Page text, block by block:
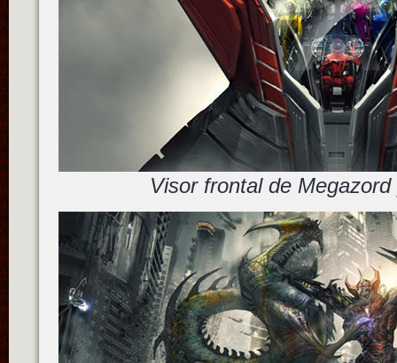
Visor frontal de